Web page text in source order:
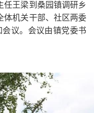
任王梁到桑园镇调研乡
体机关干部、社区两委
议。会议由镇党委书